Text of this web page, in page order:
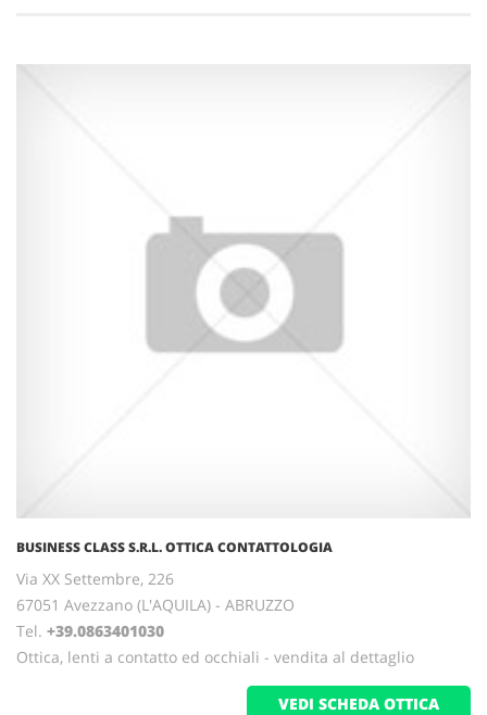
BUSINESS CLASS S.R.L. OTTICA CONTATTOLOGIA
Via XX Settembre, 226
67051 Avezzano (L'AQUILA) - ABRUZZO
Tel. +39.0863401030
Ottica, lenti a contatto ed occhiali - vendita al dettaglio
VEDI SCHEDA OTTICA